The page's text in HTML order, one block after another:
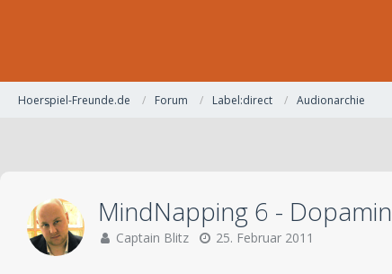
Hoerspiel-Freunde.de Forum Label:direct Audionarchie
MindNapping 6 - Dopamin
Captain Blitz 25. Februar 2011